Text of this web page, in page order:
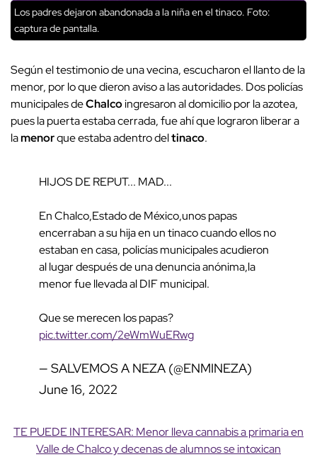
Los padres dejaron abandonada a la niña en el tinaco. Foto:
captura de pantalla.
Según el testimonio de una vecina, escucharon el llanto de la
menor, por lo que dieron aviso a las autoridades. Dos policías
municipales deChalcoingresaron al domicilio por la azotea,
pues la puerta estaba cerrada, fue ahí que lograron liberar a
lamenorque estaba adentro deltinaco.
HIJOS DE REPUT... MAD...
En Chalco,Estado de México,unos papas
encerraban a su hija en un tinaco cuando ellos no
estaban en casa, policías municipales acudieron
al lugar después de una denuncia anónima,la
menor fue llevada al DIF municipal.
Que se merecen los papas?
pic.twitter.com/2eWmWuERwg
— SALVEMOS A NEZA (@ENMINEZA)
June 16, 2022
TE PUEDE INTERESAR: Menor lleva cannabis a primaria en
Valle de Chalco y decenas de alumnos se intoxican